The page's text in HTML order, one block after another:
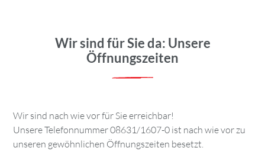
Wir sind für Sie da: Unsere
Öffnungszeiten
Wir sind nach wie vor für Sie erreichbar!
Unsere Telefonnummer 08631/1607-0 ist nach wie vor zu
unseren gewöhnlichen Öffnungszeiten besetzt.